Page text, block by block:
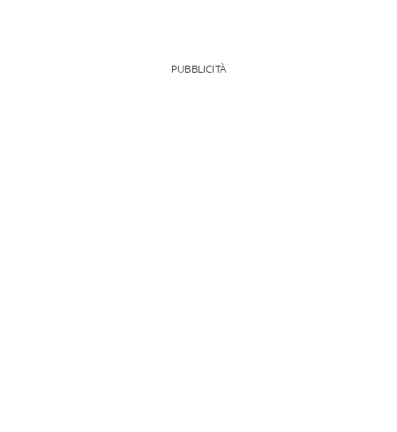
PUBBLICITÀ